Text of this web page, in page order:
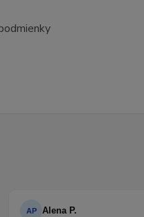
AP Alena P.